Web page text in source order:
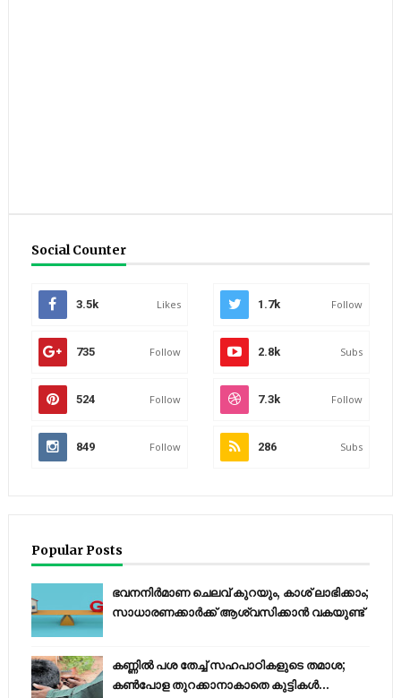
Social Counter
3.5k Likes 1.7k Follow
735 Follow 2.8k Subs
524 Follow 7.3k Follow
849 Follow 286 Subs
Popular Posts
ഭവനനിർമാണ ചെലവ് കുറയും, കാശ് ലാഭിക്കാം;
സാധാരണക്കാർക്ക് ആശ്വസിക്കാൻ വകയുണ്ട്
കണ്ണിൽ പശ തേച്ച് സഹപാഠികളുടെ തമാശ;
കൺപോള തുറക്കാനാകാതെ കുട്ടികൾ...